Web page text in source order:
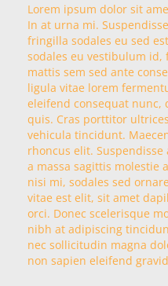
Lorem ipsum dolor sit
In at urna mi.
fringilla sodales eu sed
sodales eu vestibulum id,
mattis sem sed ante
ligula vitae lorem
eleifend consequat nunc,
quis. Cras porttitor
vehicula tincidunt.
rhoncus elit.
a massa sagittis molestie
nisi mi, sodales sed
vitae est elit, sit amet
orci. Donec scelerisque
nibh at adipiscing
nec sollicitudin magna
non sapien eleifend